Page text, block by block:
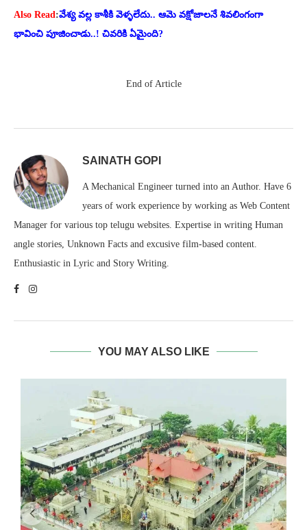
Also Read:వేశ్య వల్ల కాశీకి వెళ్ళలేదు.. ఆమె వక్షోజాలనే శివలింగంగా
భావించి పూజించాడు..! చివరికి ఏమైంది?
End of Article
SAINATH GOPI
A Mechanical Engineer turned into an Author. Have 6
years of work experience by working as Web Content
Manager for various top telugu websites. Expertise in writing Human
angle stories, Unknown Facts and excusive film-based content.
Enthusiastic in Lyric and Story Writing.
YOU MAY ALSO LIKE